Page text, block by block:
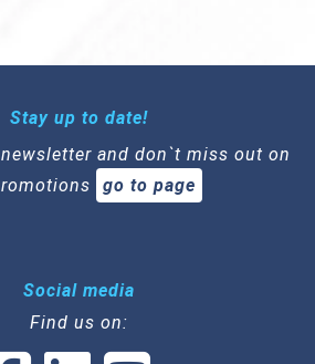
Stay up to date!
and don`t miss out on
go to page
Social media
Find us on: